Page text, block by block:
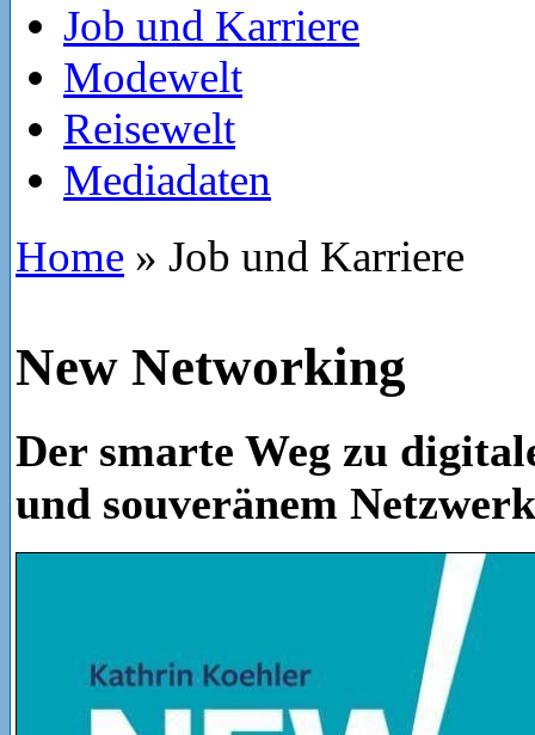
Job und Karriere
Modewelt
Reisewelt
Mediadaten
Home » Job und Karriere
New Networking
Der smarte Weg zu
und souveränem